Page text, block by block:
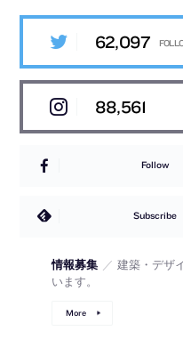
62,097
88,561
Follow
Subscribe
情報募集 ／ 建築・デザ
います。
More